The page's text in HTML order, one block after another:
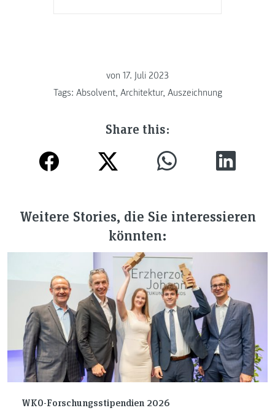
von 17. Juli 2023
Tags: Absolvent, Architektur, Auszeichnung
Share this:
Weitere Stories, die Sie interessieren
könnten:
WKO-Forschungsstipendien 2026